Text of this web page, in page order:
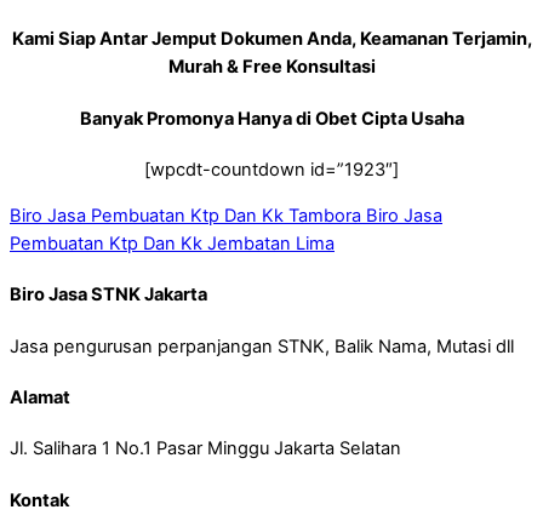
Kami Siap Antar Jemput Dokumen Anda, Keamanan Terjamin,
Murah & Free Konsultasi
Banyak Promonya Hanya di Obet Cipta Usaha
[wpcdt-countdown id=”1923″]
Biro Jasa Pembuatan Ktp Dan Kk Tambora Biro Jasa
Pembuatan Ktp Dan Kk Jembatan Lima
Biro Jasa STNK Jakarta
Jasa pengurusan perpanjangan STNK, Balik Nama, Mutasi dll
Alamat
Jl. Salihara 1 No.1 Pasar Minggu Jakarta Selatan
Kontak